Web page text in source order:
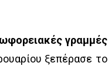
γραμμές
ξεπέρασε το